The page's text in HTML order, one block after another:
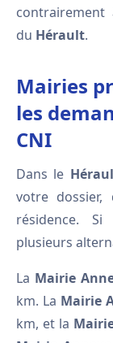
contrairement
du Hérault.
Mairies
les
CNI
Dans le
votre
résidence.
plusieurs
La Mairie
km. La Mairie
km, et la